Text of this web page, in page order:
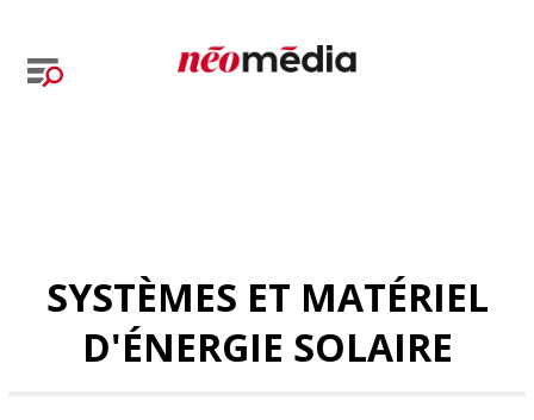
SYSTÈMES ET MATÉRIEL
D'ÉNERGIE SOLAIRE